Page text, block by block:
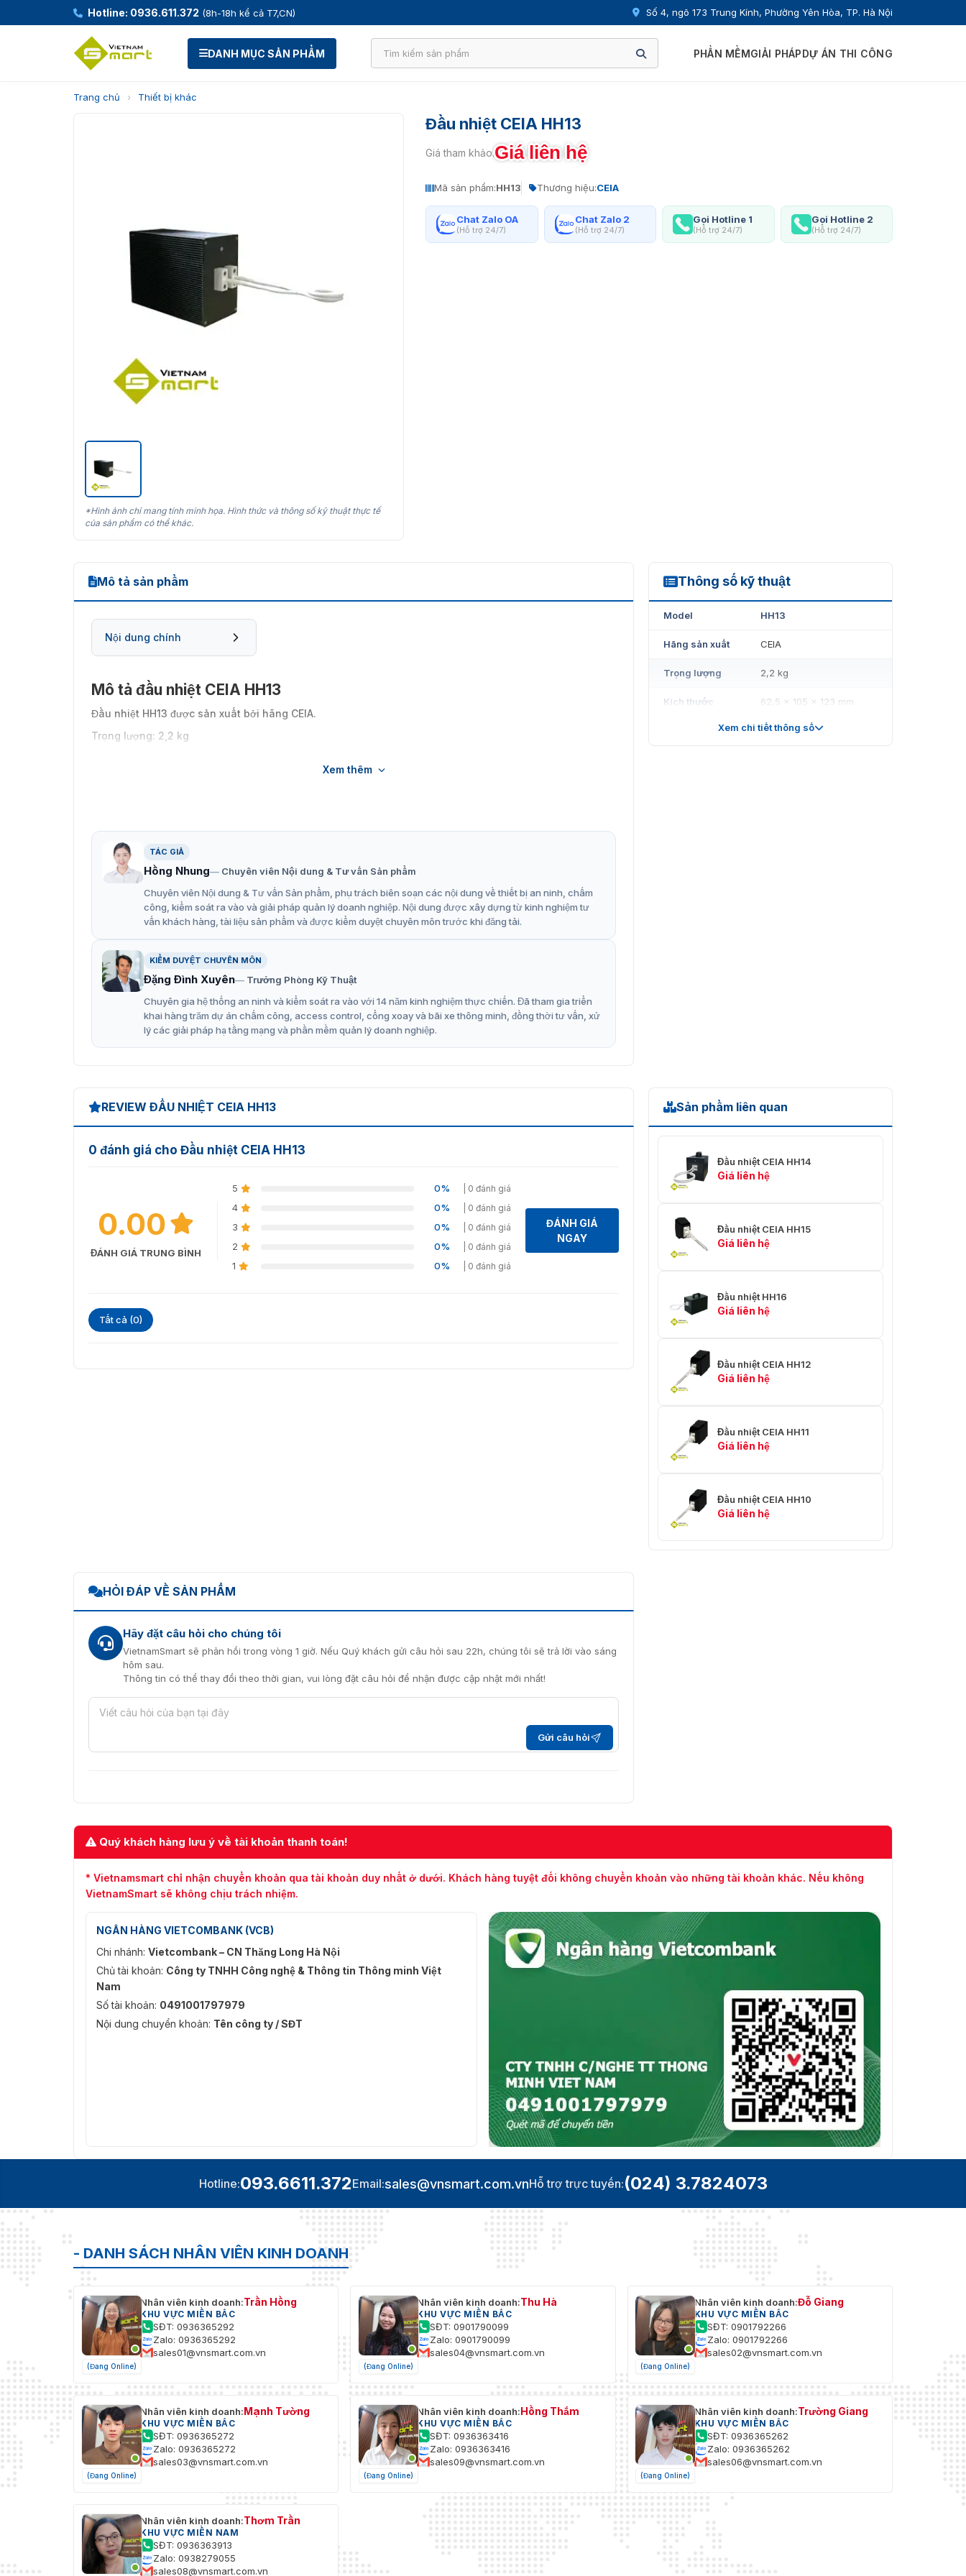
Hotline: 0936.611.372 (8h-18h kể cả T7,CN) Số 4, ngõ 173 Trung Kính, Phường Yên Hòa, TP. Hà Nội
DANH MỤC SẢN PHẨM PHẦN MỀMGIẢI PHÁPDỰ ÁN THI CÔNG
Trang chủ › Thiết bị khác
*Hình ảnh chỉ mang tính minh họa. Hình thức và thông số kỹ thuật thực tế
của sản phẩm có thể khác.
Đầu nhiệt CEIA HH13
Giá tham khảo:Giá liên hệ
Mã sản phẩm:HH13 Thương hiệu:CEIA
Chat Zalo OA
(Hỗ trợ 24/7)
Chat Zalo 2
(Hỗ trợ 24/7)
Gọi Hotline 1
(Hỗ trợ 24/7)
Gọi Hotline 2
(Hỗ trợ 24/7)
Mô tả sản phẩm
Nội dung chính
Mô tả đầu nhiệt CEIA HH13
Đầu nhiệt HH13 được sản xuất bởi hãng CEIA.
Trọng lượng: 2,2 kg
Xem thêm
TÁC GIẢ
Hồng Nhung
Chuyên viên Nội dung & Tư vấn Sản phẩm
Chuyên viên Nội dung & Tư vấn Sản phẩm, phụ trách biên soạn các nội dung về thiết bị an ninh, chấm
công, kiểm soát ra vào và giải pháp quản lý doanh nghiệp. Nội dung được xây dựng từ kinh nghiệm tư
vấn khách hàng, tài liệu sản phẩm và được kiểm duyệt chuyên môn trước khi đăng tải.
KIỂM DUYỆT CHUYÊN MÔN
Đặng Đình Xuyên
Trưởng Phòng Kỹ Thuật
Chuyên gia hệ thống an ninh và kiểm soát ra vào với 14 năm kinh nghiệm thực chiến. Đã tham gia triển
khai hàng trăm dự án chấm công, access control, cổng xoay và bãi xe thông minh, đồng thời tư vấn, xử
lý các giải pháp hạ tầng mạng và phần mềm quản lý doanh nghiệp.
Thông số kỹ thuật
HH13
Model HH13
Hãng sản xuất CEIA
Trọng lượng 2,2 kg
Kích thước 62,5 x 105 x 123 mm
Máy phát điện PC64 / 900
Xem chi tiết thông số
REVIEW ĐẦU NHIỆT CEIA HH13
0 đánh giá cho Đầu nhiệt CEIA HH13
0.00
ĐÁNH GIÁ TRUNG BÌNH
5 0% | 0 đánh giá
4 0% | 0 đánh giá
3 0% | 0 đánh giá
2 0% | 0 đánh giá
1 0% | 0 đánh giá
ĐÁNH GIÁ
NGAY
Tất cả (0)
Sản phẩm liên quan
Đầu nhiệt CEIA HH14
Giá liên hệ
Đầu nhiệt CEIA HH15
Giá liên hệ
Đầu nhiệt HH16
Giá liên hệ
Đầu nhiệt CEIA HH12
Giá liên hệ
Đầu nhiệt CEIA HH11
Giá liên hệ
Đầu nhiệt CEIA HH10
Giá liên hệ
HỎI ĐÁP VỀ SẢN PHẨM
Hãy đặt câu hỏi cho chúng tôi
VietnamSmart sẽ phản hồi trong vòng 1 giờ. Nếu Quý khách gửi câu hỏi sau 22h, chúng tôi sẽ trả lời vào sáng
hôm sau.
Thông tin có thể thay đổi theo thời gian, vui lòng đặt câu hỏi để nhận được cập nhật mới nhất!
Gửi câu hỏi
Quý khách hàng lưu ý về tài khoản thanh toán!
* Vietnamsmart chỉ nhận chuyển khoản qua tài khoản duy nhất ở dưới. Khách hàng tuyệt đối không chuyển khoản vào những tài khoản khác. Nếu không
VietnamSmart sẽ không chịu trách nhiệm.
NGÂN HÀNG VIETCOMBANK (VCB)
Chi nhánh: Vietcombank – CN Thăng Long Hà Nội
Chủ tài khoản: Công ty TNHH Công nghệ & Thông tin Thông minh Việt
Nam
Số tài khoản: 0491001797979
Nội dung chuyển khoản: Tên công ty / SĐT
Hotline:093.6611.372Email:sales@vnsmart.com.vnHỗ trợ trực tuyến:(024) 3.7824073
- DANH SÁCH NHÂN VIÊN KINH DOANH
(Đang Online)
Nhân viên kinh doanh:Trần Hồng
KHU VỰC MIỀN BẮC
SĐT: 0936365292
Zalo: 0936365292
sales01@vnsmart.com.vn
(Đang Online)
Nhân viên kinh doanh:Thu Hà
KHU VỰC MIỀN BẮC
SĐT: 0901790099
Zalo: 0901790099
sales04@vnsmart.com.vn
(Đang Online)
Nhân viên kinh doanh:Đỗ Giang
KHU VỰC MIỀN BẮC
SĐT: 0901792266
Zalo: 0901792266
sales02@vnsmart.com.vn
(Đang Online)
Nhân viên kinh doanh:Mạnh Tường
KHU VỰC MIỀN BẮC
SĐT: 0936365272
Zalo: 0936365272
sales03@vnsmart.com.vn
(Đang Online)
Nhân viên kinh doanh:Hồng Thắm
KHU VỰC MIỀN BẮC
SĐT: 0936363416
Zalo: 0936363416
sales09@vnsmart.com.vn
(Đang Online)
Nhân viên kinh doanh:Trường Giang
KHU VỰC MIỀN BẮC
SĐT: 0936365262
Zalo: 0936365262
sales06@vnsmart.com.vn
Nhân viên kinh doanh:Thơm Trần
KHU VỰC MIỀN NAM
SĐT: 0936363913
Zalo: 0938279055
sales08@vnsmart.com.vn